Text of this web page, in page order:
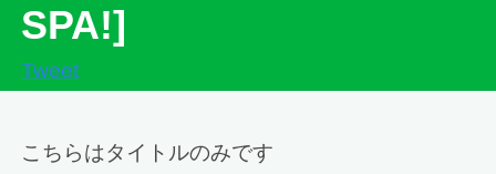
SPA!]
Tweet
こちらはタイトルのみです